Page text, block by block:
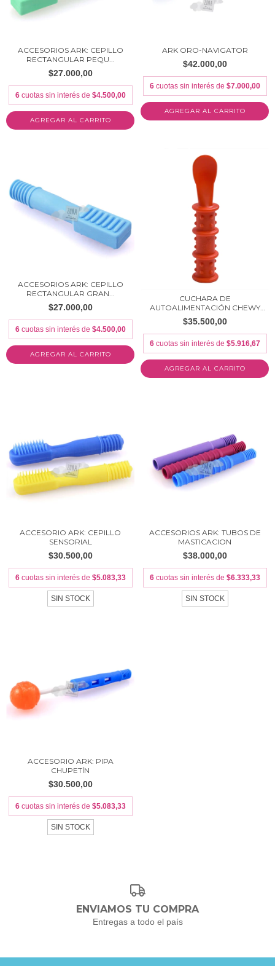
ACCESORIOS ARK: CEPILLO
RECTANGULAR PEQU...
$27.000,00
6 cuotas sin interés de $4.500,00
ARK ORO-NAVIGATOR
$42.000,00
6 cuotas sin interés de $7.000,00
ACCESORIOS ARK: CEPILLO
RECTANGULAR GRAN...
$27.000,00
6 cuotas sin interés de $4.500,00
CUCHARA DE
AUTOALIMENTACIÓN CHEWY
TUBES
$35.500,00
6 cuotas sin interés de $5.916,67
ACCESORIO ARK: CEPILLO
SENSORIAL
$30.500,00
6 cuotas sin interés de $5.083,33
SIN STOCK
ACCESORIOS ARK: TUBOS DE
MASTICACION
$38.000,00
6 cuotas sin interés de $6.333,33
SIN STOCK
ACCESORIO ARK: PIPA
CHUPETÍN
$30.500,00
6 cuotas sin interés de $5.083,33
SIN STOCK
ENVIAMOS TU COMPRA
Entregas a todo el país